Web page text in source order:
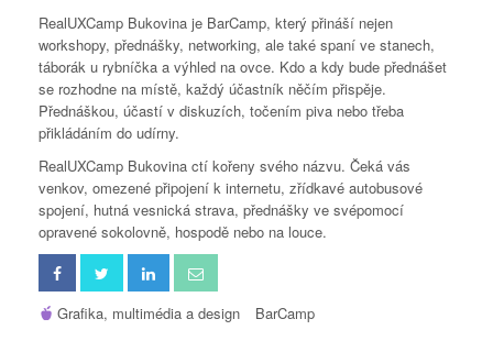
RealUXCamp Bukovina je BarCamp, který přináší nejen
workshopy, přednášky, networking, ale také spaní ve stanech,
táborák u rybníčka a výhled na ovce. Kdo a kdy bude přednášet
se rozhodne na místě, každý účastník něčím přispěje.
Přednáškou, účastí v diskuzích, točením piva nebo třeba
přikládáním do udírny.
RealUXCamp Bukovina ctí kořeny svého názvu. Čeká vás
venkov, omezené připojení k internetu, zřídkavé autobusové
spojení, hutná vesnická strava, přednášky ve svépomocí
opravené sokolovně, hospodě nebo na louce.
Grafika, multimédia a design BarCamp